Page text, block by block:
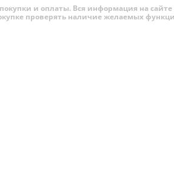
это
и оплаты. Вся информация на сайте
проверять наличие желаемых